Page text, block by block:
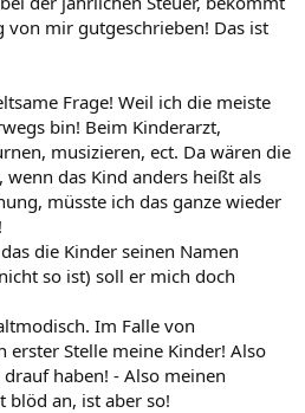
von mir gutgeschrieben! Das ist
Frage! Weil ich die meiste
bin! Beim Kinderarzt,
musizieren, ect. Da wären die
das Kind anders heißt als
müsste ich das ganze wieder
die Kinder seinen Namen
so ist) soll er mich doch
Im Falle von
erster Stelle meine Kinder! Also
haben! - Also meinen
blöd an, ist aber so!